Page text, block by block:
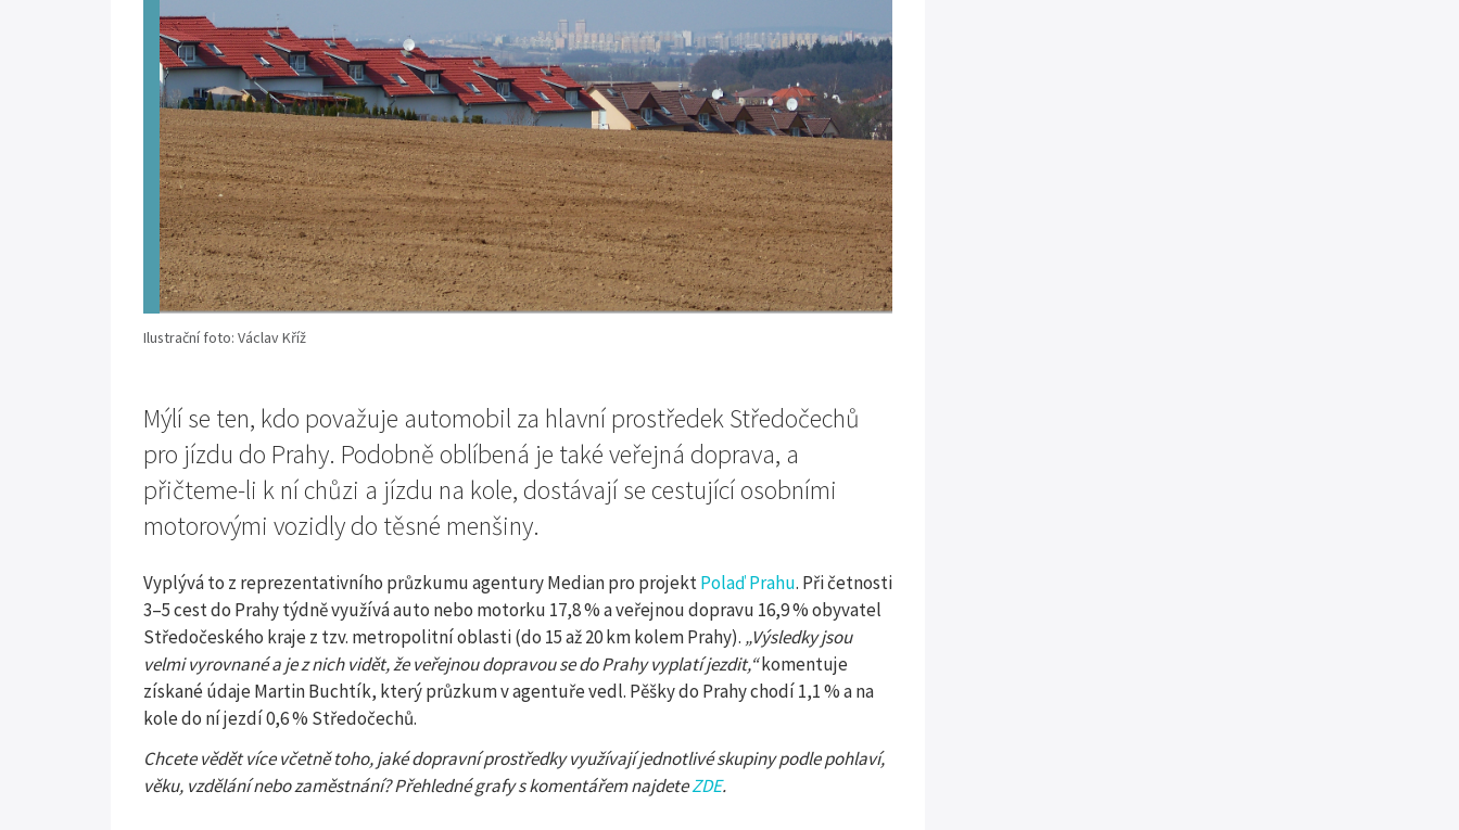
Ilustrační foto: Václav Kříž
Mýlí se ten, kdo považuje automobil za hlavní prostředek Středočechů
pro jízdu do Prahy. Podobně oblíbená je také veřejná doprava, a
přičteme-li k ní chůzi a jízdu na kole, dostávají se cestující osobními
motorovými vozidly do těsné menšiny.
Vyplývá to z reprezentativního průzkumu agentury Median pro projektPolaď Prahu. Při četnosti
3–5 cest do Prahy týdně využívá auto nebo motorku 17,8 % a veřejnou dopravu 16,9 % obyvatel
Středočeského kraje z tzv. metropolitní oblasti (do 15 až 20 km kolem Prahy). „Výsledky jsou
velmi vyrovnané a je z nich vidět, že veřejnou dopravou se do Prahy vyplatí jezdit,“komentuje
získané údaje Martin Buchtík, který průzkum v agentuře vedl. Pěšky do Prahy chodí 1,1 % a na
kole do ní jezdí 0,6 % Středočechů.
Chcete vědět více včetně toho, jaké dopravní prostředky využívají jednotlivé skupiny podle pohlaví,
věku, vzdělání nebo zaměstnání? Přehledné grafy s komentářem najdeteZDE.